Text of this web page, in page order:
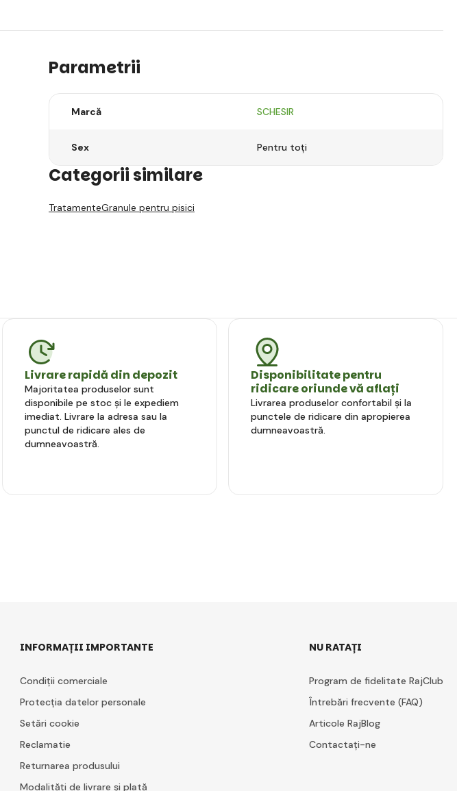
Parametrii
Marcă SCHESIR
Sex Pentru toți
Categorii similare
TratamenteGranule pentru pisici
Livrare rapidă din depozit
Majoritatea produselor sunt
disponibile pe stoc și le expediem
imediat. Livrare la adresa sau la
punctul de ridicare ales de
dumneavoastră.
Disponibilitate pentru
ridicare oriunde vă aflați
Livrarea produselor confortabil și la
punctele de ridicare din apropierea
dumneavoastră.
INFORMAȚII IMPORTANTE
Condiții comerciale
Protecția datelor personale
Setări cookie
Reclamatie
Returnarea produsului
Modalități de livrare și plată
NU RATAȚI
Program de fidelitate RajClub
Întrebări frecvente (FAQ)
Articole RajBlog
Contactați-ne